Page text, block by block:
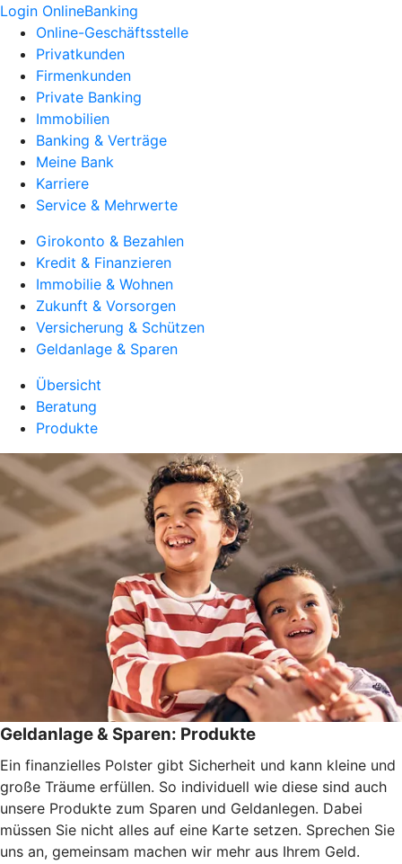
Login OnlineBanking
Online-Geschäftsstelle
Privatkunden
Firmenkunden
Private Banking
Immobilien
Banking & Verträge
Meine Bank
Karriere
Service & Mehrwerte
Girokonto & Bezahlen
Kredit & Finanzieren
Immobilie & Wohnen
Zukunft & Vorsorgen
Versicherung & Schützen
Geldanlage & Sparen
Übersicht
Beratung
Produkte
Geldanlage & Sparen: Produkte
Ein finanzielles Polster gibt Sicherheit und kann kleine und
große Träume erfüllen. So individuell wie diese sind auch
unsere Produkte zum Sparen und Geldanlegen. Dabei
müssen Sie nicht alles auf eine Karte setzen. Sprechen Sie
uns an, gemeinsam machen wir mehr aus Ihrem Geld.